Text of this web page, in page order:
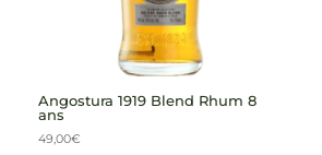
Angostura 1919 Blend Rhum 8
ans
49,00€